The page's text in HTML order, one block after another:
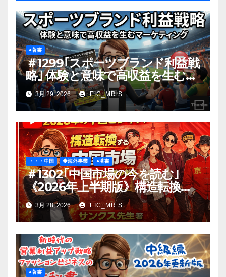
●著書
＃1299｢スポーツブランド利益戦
略｣ 体験と意味で高収益を生むマ
ーケティング
3月 29, 2026 EIC_MR.S
・・・中国 ◆海外事業 ●著書
＃1302｢中国市場の今を読む｣
《2026年上半期版》構造転換す
る中国ビジネス：ファッション
から読み解く
3月 28, 2026 EIC_MR.S
●著書